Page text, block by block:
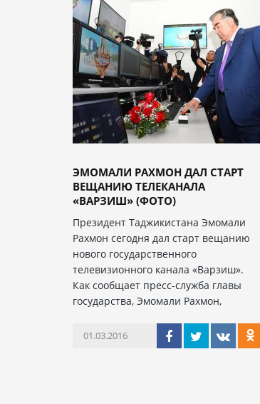
ЭМОМАЛИ РАХМОН ДАЛ СТАРТ
ВЕЩАНИЮ ТЕЛЕКАНАЛА
«ВАРЗИШ» (ФОТО)
Президент Таджикистана Эмомали
Рахмон сегодня дал старт вещанию
нового государственного
телевизионного канала «Варзиш».
Как сообщает пресс-служба главы
государства, Эмомали Рахмон,
01.03.2016